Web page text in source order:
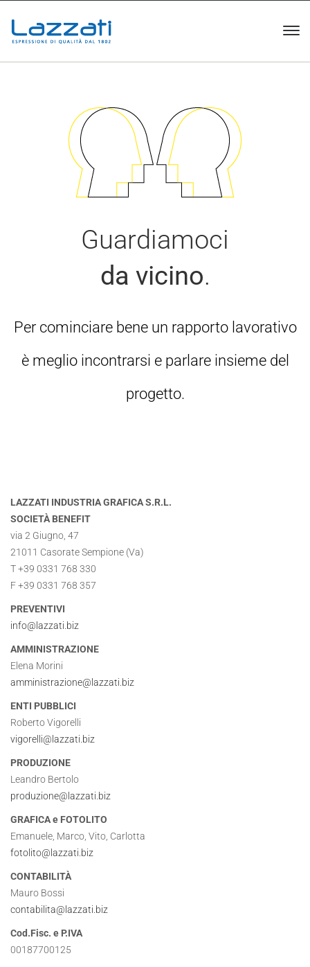
Guardiamoci
da vicino.
Per cominciare bene un rapporto lavorativo
è meglio incontrarsi e parlare insieme del
progetto.
LAZZATI INDUSTRIA GRAFICA S.R.L.
SOCIETÀ BENEFIT
via 2 Giugno, 47
21011 Casorate Sempione (Va)
T +39 0331 768 330
F +39 0331 768 357
PREVENTIVI
info@lazzati.biz
AMMINISTRAZIONE
Elena Morini
amministrazione@lazzati.biz
ENTI PUBBLICI
Roberto Vigorelli
vigorelli@lazzati.biz
PRODUZIONE
Leandro Bertolo
produzione@lazzati.biz
GRAFICA e FOTOLITO
Emanuele, Marco, Vito, Carlotta
fotolito@lazzati.biz
CONTABILITÀ
Mauro Bossi
contabilita@lazzati.biz
Cod.Fisc. e P.IVA
00187700125